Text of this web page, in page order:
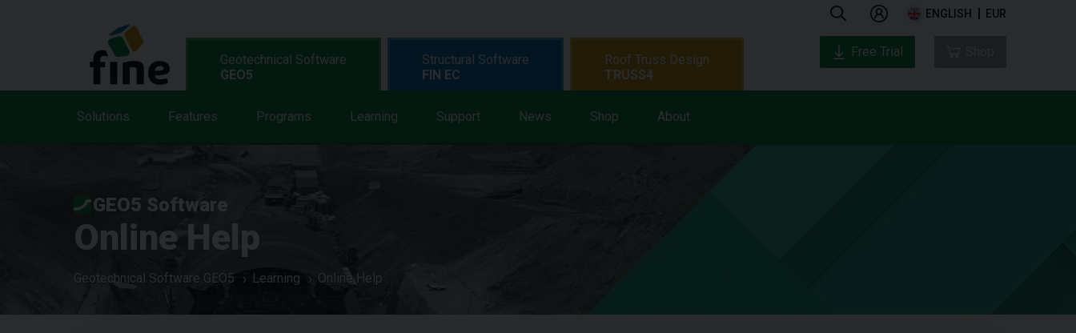
ENGLISH EUR
Geotechnical Software
GEO5
Solutions Features Programs Learning Support News Shop About
Structural Software
FIN EC
Roof Truss Design
TRUSS4
Free Trial
GEO5 Software
Online Help
Geotechnical Software GEO5 Learning Online Help